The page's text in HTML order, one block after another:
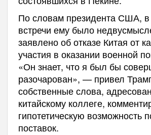
По словам президента США, в
встречи ему было
заявлено об отказе Китая от
участия в оказании военной
«Он знает, что я был бы
разочарован», — привел
собственные слова,
китайскому коллеге,
гипотетическую возможность
поставок.